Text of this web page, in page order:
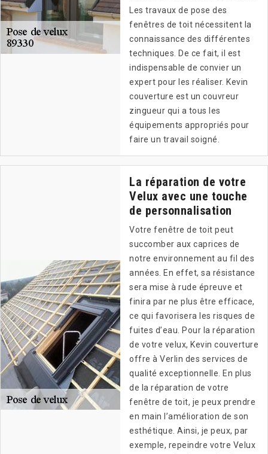
Les travaux de pose des
fenêtres de toit nécessitent la
connaissance des différentes
techniques. De ce fait, il est
indispensable de convier un
expert pour les réaliser. Kevin
couverture est un couvreur
zingueur qui a tous les
équipements appropriés pour
faire un travail soigné.
La réparation de votre
Velux avec une touche
de personnalisation
Votre fenêtre de toit peut
succomber aux caprices de
notre environnement au fil des
années. En effet, sa résistance
sera mise à rude épreuve et
finira par ne plus être efficace,
ce qui favorisera les risques de
fuites d’eau. Pour la réparation
de votre velux, Kevin couverture
offre à Verlin des services de
qualité exceptionnelle. En plus
de la réparation de votre
fenêtre de toit, je peux prendre
en main l’amélioration de son
esthétique. Ainsi, je peux, par
exemple, repeindre votre Velux